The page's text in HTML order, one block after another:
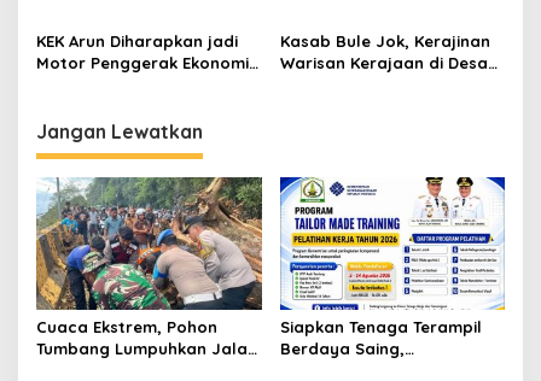
Pascabencana di Aceh
Utara
Aceh Utara
KEK Arun Diharapkan jadi
Motor Penggerak Ekonomi,
Kasab Bule Jok, Kerajinan
Warisan Kerajaan di Desa
Jangan Lewatkan
Cuaca Ekstrem, Pohon
Tumbang Lumpuhkan Jalan
Siapkan Tenaga Terampil
Berdaya Saing,